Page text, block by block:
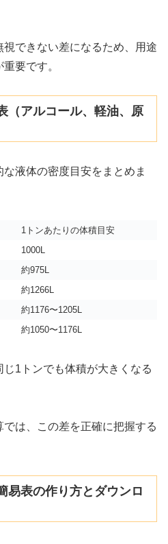
できない差になるため、用途
要です。
（アルコール、軽油、原
液体の密度目安をまとめま
1トンあたりの体積目安
1000L
約975L
約1266L
約1176〜1205L
約1050〜1176L
1トンでも体積が大きくなる
は、この差を正確に把握する
易表の作り方とダウンロ